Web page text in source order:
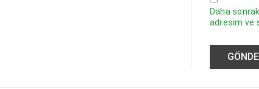
Daha
adresim ve